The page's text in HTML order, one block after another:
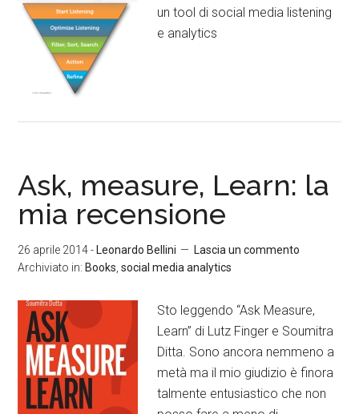
un tool di social media listening
e analytics
Ask, measure, Learn: la
mia recensione
26 aprile 2014- Leonardo Bellini
Lascia un commento
Archiviato in: Books ,social media analytics
Sto leggendo “Ask Measure,
Learn” di Lutz Finger e Soumitra
Ditta. Sono ancora nemmeno a
metà ma il mio giudizio è finora
talmente entusiastico che non